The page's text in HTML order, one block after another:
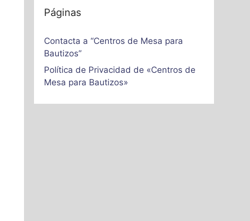
Páginas
Contacta a “Centros de Mesa para
Bautizos”
Política de Privacidad de «Centros de
Mesa para Bautizos»